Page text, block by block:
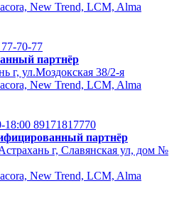
New Trend, LCM, Alma
70-77
партнёр
г, ул.Моздокская 38/2-я
New Trend, LCM, Alma
18:00 89171817770
партнёр
г, Славянская ул, дом №
New Trend, LCM, Alma